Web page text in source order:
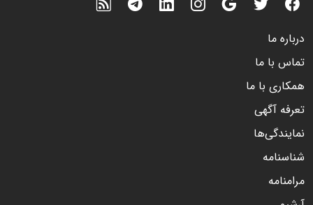
درباره ما
تماس با ما
همکاری با ما
تعرفه آگهی
نمایندگی‌ها
شناسنامه
مرامنامه